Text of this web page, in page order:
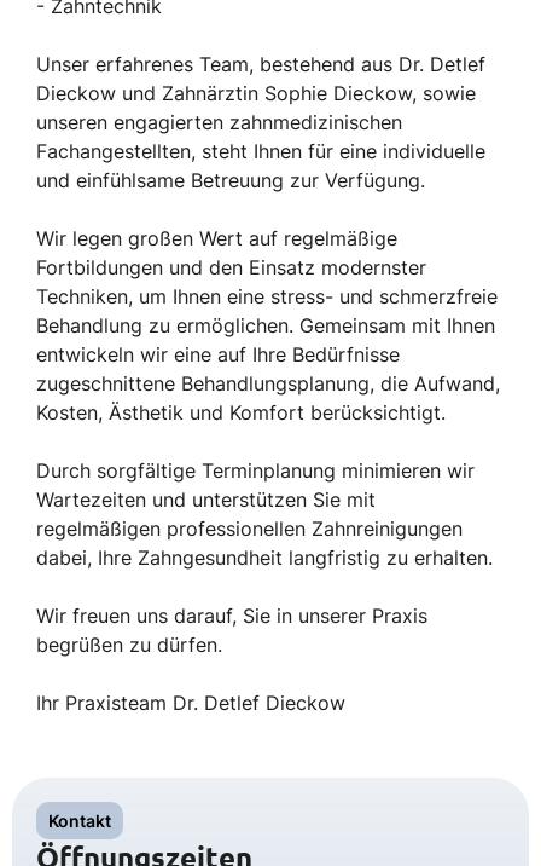
- Zahntechnik
Unser erfahrenes Team, bestehend aus Dr. Detlef
Dieckow und Zahnärztin Sophie Dieckow, sowie
unseren engagierten zahnmedizinischen
Fachangestellten, steht Ihnen für eine individuelle
und einfühlsame Betreuung zur Verfügung.
Wir legen großen Wert auf regelmäßige
Fortbildungen und den Einsatz modernster
Techniken, um Ihnen eine stress- und schmerzfreie
Behandlung zu ermöglichen. Gemeinsam mit Ihnen
entwickeln wir eine auf Ihre Bedürfnisse
zugeschnittene Behandlungsplanung, die Aufwand,
Kosten, Ästhetik und Komfort berücksichtigt.
Durch sorgfältige Terminplanung minimieren wir
Wartezeiten und unterstützen Sie mit
regelmäßigen professionellen Zahnreinigungen
dabei, Ihre Zahngesundheit langfristig zu erhalten.
Wir freuen uns darauf, Sie in unserer Praxis
begrüßen zu dürfen.
Ihr Praxisteam Dr. Detlef Dieckow
Kontakt
Öffnungszeiten